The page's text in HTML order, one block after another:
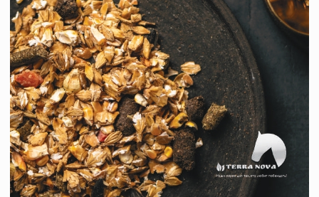
Разовая скидка на первый заказ
Лакомство в подарок при первой покупке
Разовая скидка за отзыв 5%